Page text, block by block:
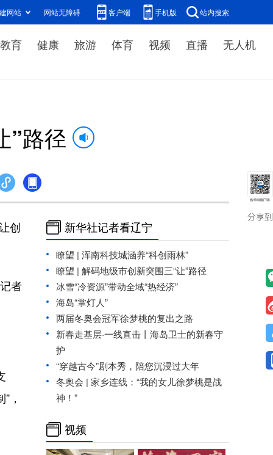
网站 网站无障碍 客户端 手机版 站内搜索
教育 健康 旅游 体育 视频 直播 无人机
”路径
创
者
，
新华社记者看辽宁
瞭望 | 浑南科技城涵养“科创雨林”
瞭望 | 解码地级市创新突围三“让”路径
冰雪“冷资源”带动全域“热经济”
海岛“掌灯人”
两届冬奥会冠军徐梦桃的复出之路
新春走基层·一线直击丨海岛卫士的新春守
护
“穿越古今”剧本秀，陪您沉浸过大年
冬奥会 | 家乡连线：“我的女儿徐梦桃是战
神！”
视频